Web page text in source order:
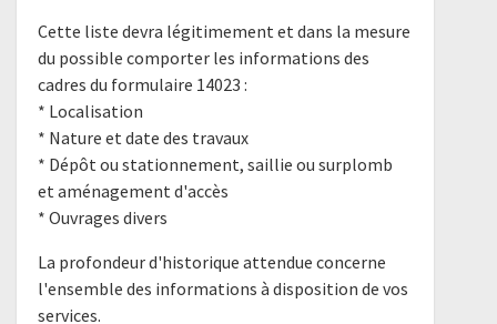
Cette liste devra légitimement et dans la mesure
du possible comporter les informations des
cadres du formulaire 14023 :
* Localisation
* Nature et date des travaux
* Dépôt ou stationnement, saillie ou surplomb
et aménagement d'accès
* Ouvrages divers
La profondeur d'historique attendue concerne
l'ensemble des informations à disposition de vos
services.